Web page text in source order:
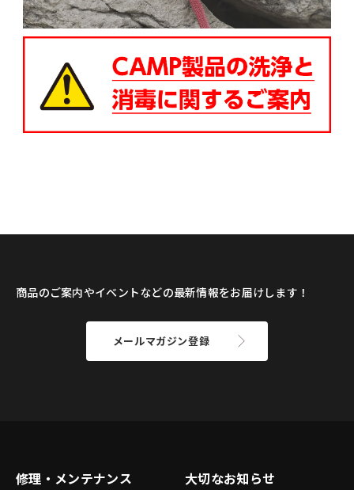
商品のご案内やイベントなどの最新情報をお届けします！
メールマガジン登録
修理・メンテナンス 大切なお知らせ